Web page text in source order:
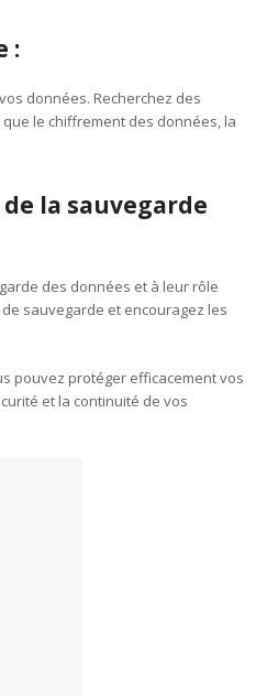
:
données. Recherchez des
le chiffrement des données, la
la sauvegarde
des données et à leur rôle
sauvegarde et encouragez les
pouvez protéger efficacement vos
et la continuité de vos